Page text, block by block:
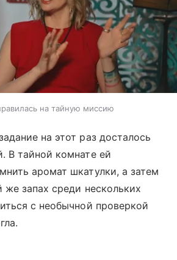
на тайную миссию
на этот раз досталось
В тайной комнате ей
аромат шкатулки, а затем
же запах среди нескольких
с необычной проверкой